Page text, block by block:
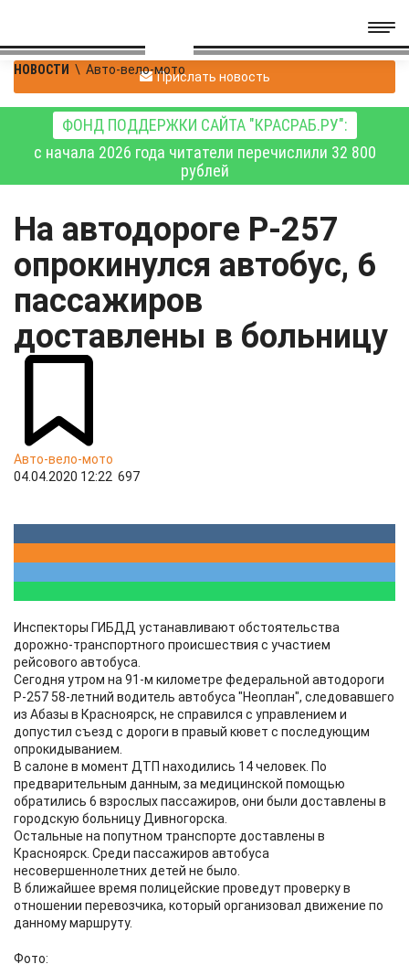
НОВОСТИ \ Авто-вело-мотоПрислать новость
ФОНД ПОДДЕРЖКИ САЙТА "КРАСРАБ.РУ":
с начала 2026 года читатели перечислили 32 800
рублей
На автодороге Р-257
опрокинулся автобус, 6
пассажиров
доставлены в больницу
Авто-вело-мото
04.04.2020 12:22 697
Инспекторы ГИБДД устанавливают обстоятельства
дорожно-транспортного происшествия с участием
рейсового автобуса.
Сегодня утром на 91-м километре федеральной автодороги
Р-257 58-летний водитель автобуса "Неоплан", следовавшего
из Абазы в Красноярск, не справился с управлением и
допустил съезд с дороги в правый кювет с последующим
опрокидыванием.
В салоне в момент ДТП находились 14 человек. По
предварительным данным, за медицинской помощью
обратились 6 взрослых пассажиров, они были доставлены в
городскую больницу Дивногорска.
Остальные на попутном транспорте доставлены в
Красноярск. Среди пассажиров автобуса
несовершеннолетних детей не было.
В ближайшее время полицейские проведут проверку в
отношении перевозчика, который организовал движение по
данному маршруту.
Фото: